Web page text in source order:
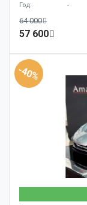
Год:
-
64 000
57 600
-40%